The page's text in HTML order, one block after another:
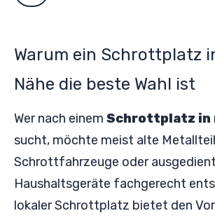
Warum ein Schrottplatz
Nähe die beste Wahl ist
Wer nach einem Schrottplatz in
sucht, möchte meist alte
Schrottfahrzeuge oder
Haushaltsgeräte fachgerecht
lokaler Schrottplatz bietet den